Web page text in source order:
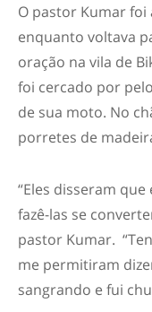
O pastor Kumar
enquanto voltava
oração na vila de
foi cercado por
de sua moto. No
porretes de
“Eles disseram
fazê-las se
pastor Kumar.
me permitiram
sangrando e fui